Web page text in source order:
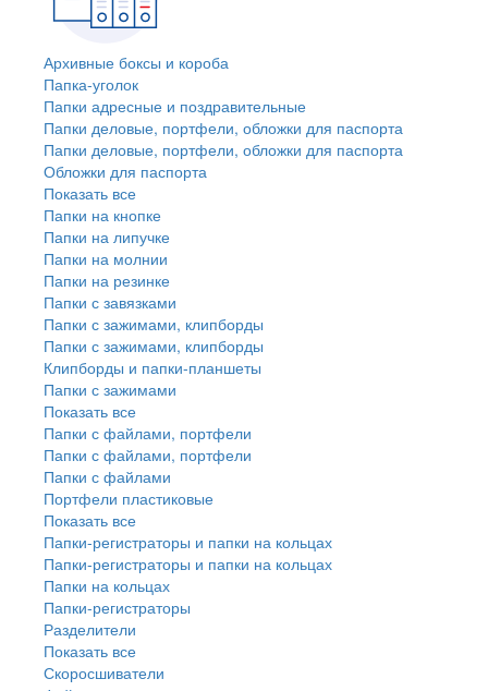
Архивные боксы и короба
Папка-уголок
Папки адресные и поздравительные
Папки деловые, портфели, обложки для паспорта
Папки деловые, портфели, обложки для паспорта
Обложки для паспорта
Показать все
Папки на кнопке
Папки на липучке
Папки на молнии
Папки на резинке
Папки с завязками
Папки с зажимами, клипборды
Папки с зажимами, клипборды
Клипборды и папки-планшеты
Папки с зажимами
Показать все
Папки с файлами, портфели
Папки с файлами, портфели
Папки с файлами
Портфели пластиковые
Показать все
Папки-регистраторы и папки на кольцах
Папки-регистраторы и папки на кольцах
Папки на кольцах
Папки-регистраторы
Разделители
Показать все
Скоросшиватели